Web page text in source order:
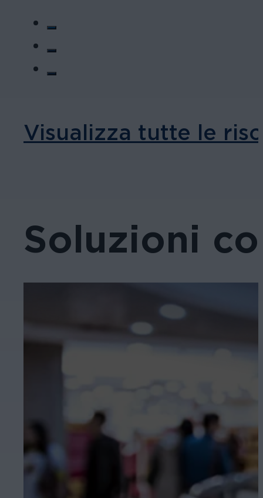
Visualizza tutte le
Soluzioni